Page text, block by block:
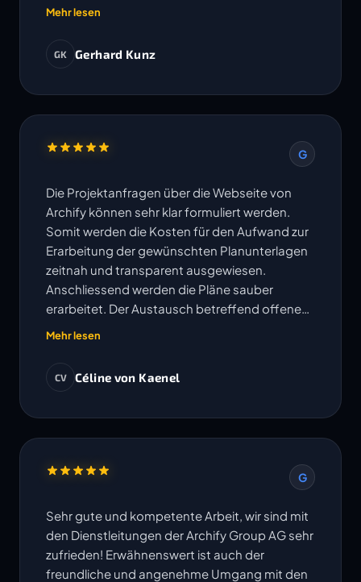
ihre Website verspricht!
Mehr lesen
GK Gerhard Kunz
G
Die Projektanfragen über die Webseite von
Archify können sehr klar formuliert werden.
Somit werden die Kosten für den Aufwand zur
Erarbeitung der gewünschten Planunterlagen
zeitnah und transparent ausgewiesen.
Anschliessend werden die Pläne sauber
erarbeitet. Der Austausch betreffend offenen
Fragen erfolgt sehr unkompliziert und
Termine werden eingehalten. Ich freue mich
Mehr lesen
CV Céline von Kaenel
G
Sehr gute und kompetente Arbeit, wir sind mit
den Dienstleitungen der Archify Group AG sehr
zufrieden! Erwähnenswert ist auch der
freundliche und angenehme Umgang mit den